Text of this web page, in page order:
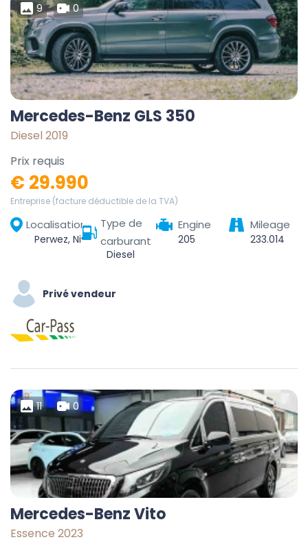
9 0
Mercedes-Benz GLS 350
Diesel 2019
Prix requis
€ 29.990
Entreprise (facture déductible de la TVA)
Localisation
Perwez, Nivelles, Walloon Brabant, Wallonia, 1360, Belgium
Type de
carburant
Diesel
Engine
205
Mileage
233.014
Privé vendeur
11 0
Mercedes-Benz Vito
Essence 2023